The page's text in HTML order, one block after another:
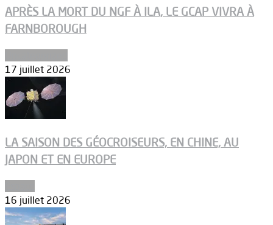
APRÈS LA MORT DU NGF À ILA, LE GCAP VIVRA À
FARNBOROUGH
17 juillet 2026
LA SAISON DES GÉOCROISEURS, EN CHINE, AU
JAPON ET EN EUROPE
16 juillet 2026